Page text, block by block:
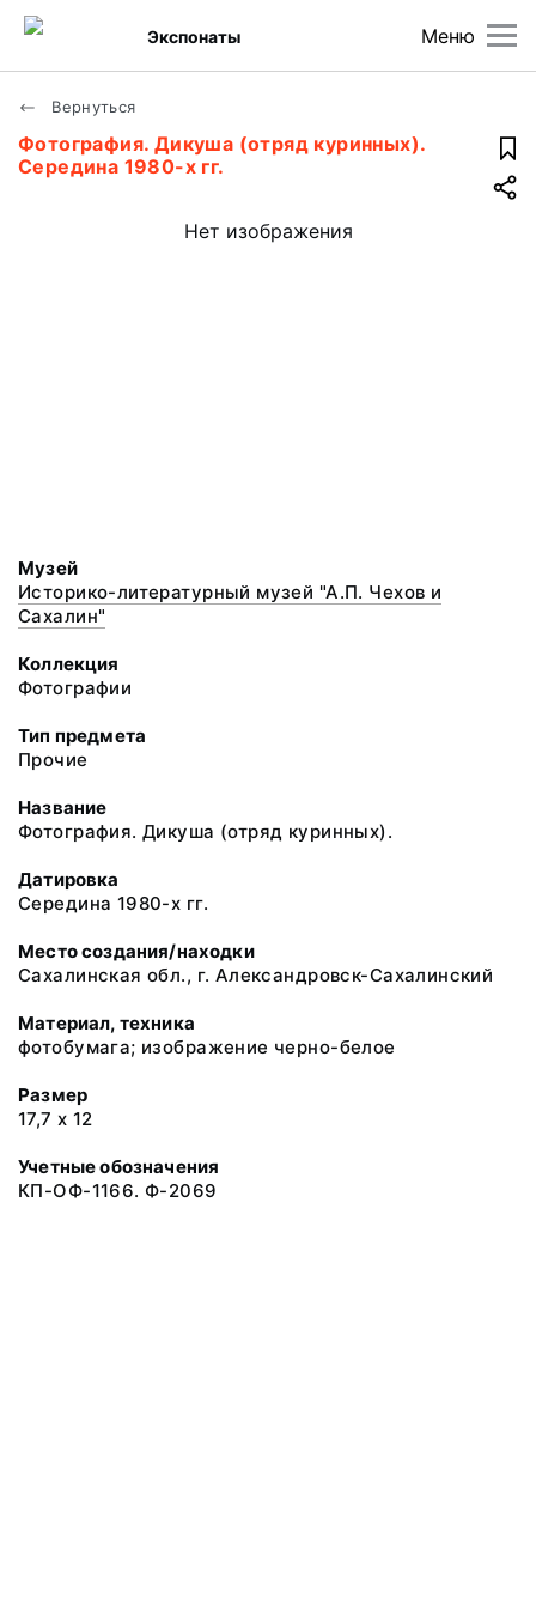
Меню
Экспонаты
Вернуться
Фотография. Дикуша (отряд куринных).
Середина 1980-х гг.
Нет изображения
Музей
Историко-литературный музей "А.П. Чехов и
Сахалин"
Коллекция
Фотографии
Тип предмета
Прочие
Название
Фотография. Дикуша (отряд куринных).
Датировка
Середина 1980-х гг.
Место создания/находки
Сахалинская обл., г. Александровск-Сахалинский
Материал, техника
фотобумага; изображение черно-белое
Размер
17,7 х 12
Учетные обозначения
КП-ОФ-1166. Ф-2069